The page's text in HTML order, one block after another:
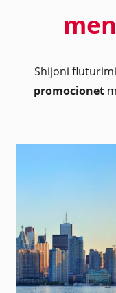
Shijoni
promocionet